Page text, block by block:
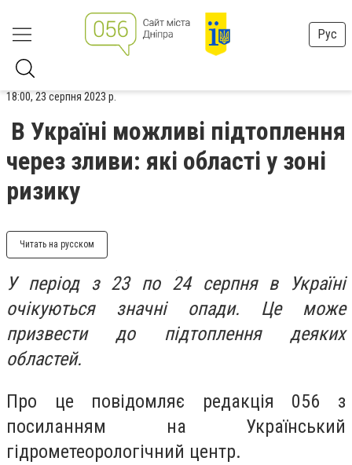
Рус
18:00, 23 серпня 2023 р.
В Україні можливі підтоплення
через зливи: які області у зоні
ризику
Читать на русском
У період з 23 по 24 серпня в Україні
очікуються значні опади. Це може
призвести до підтоплення деяких
областей.
Про це повідомляє редакція 056 з
посиланням на Український
гідрометеорологічний центр.